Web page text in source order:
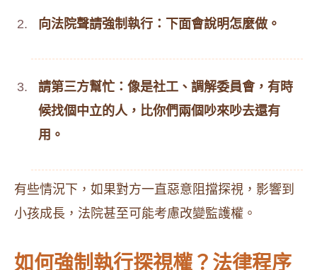
向法院聲請強制執行：下面會說明怎麼做。
請第三方幫忙：像是社工、調解委員會，有時
候找個中立的人，比你們兩個吵來吵去還有
用。
有些情況下，如果對方一直惡意阻擋探視，影響到
小孩成長，法院甚至可能考慮改變監護權。
如何強制執行探視權？法律程序